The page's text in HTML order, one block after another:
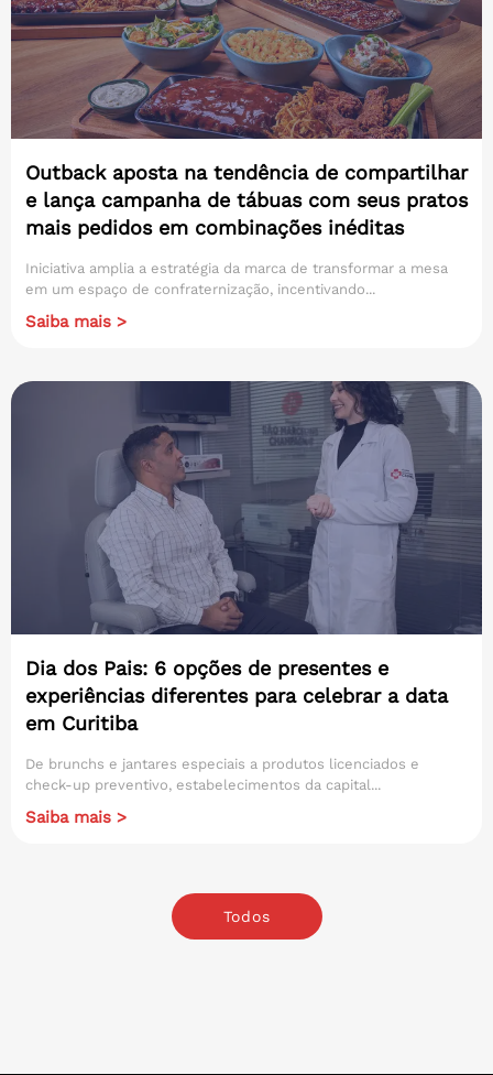
Outback aposta na tendência de compartilhar
e lança campanha de tábuas com seus pratos
mais pedidos em combinações inéditas
Iniciativa amplia a estratégia da marca de transformar a mesa
em um espaço de confraternização, incentivando...
Saiba mais >
Dia dos Pais: 6 opções de presentes e
experiências diferentes para celebrar a data
em Curitiba
De brunchs e jantares especiais a produtos licenciados e
check-up preventivo, estabelecimentos da capital...
Saiba mais >
Todos